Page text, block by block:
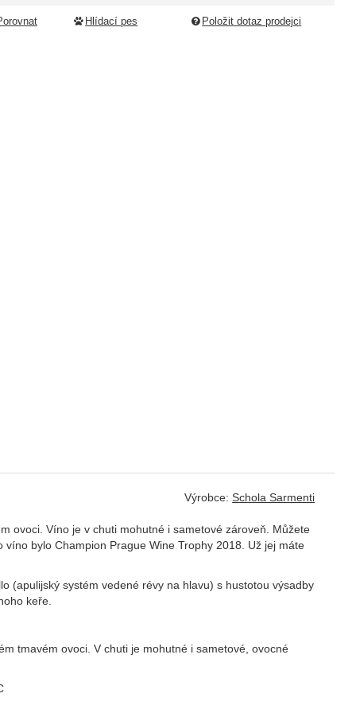
Hlídací pes Položit dotaz prodejci
Výrobce:Schola Sarmenti
ovoci. Víno je v chuti mohutné i sametové zároveň. Můžete
bylo Champion Prague Wine Trophy 2018. Už jej máte
(apulijský systém vedené révy na hlavu) s hustotou výsadby
keře.
tmavém ovoci. V chuti je mohutné i sametové, ovocné